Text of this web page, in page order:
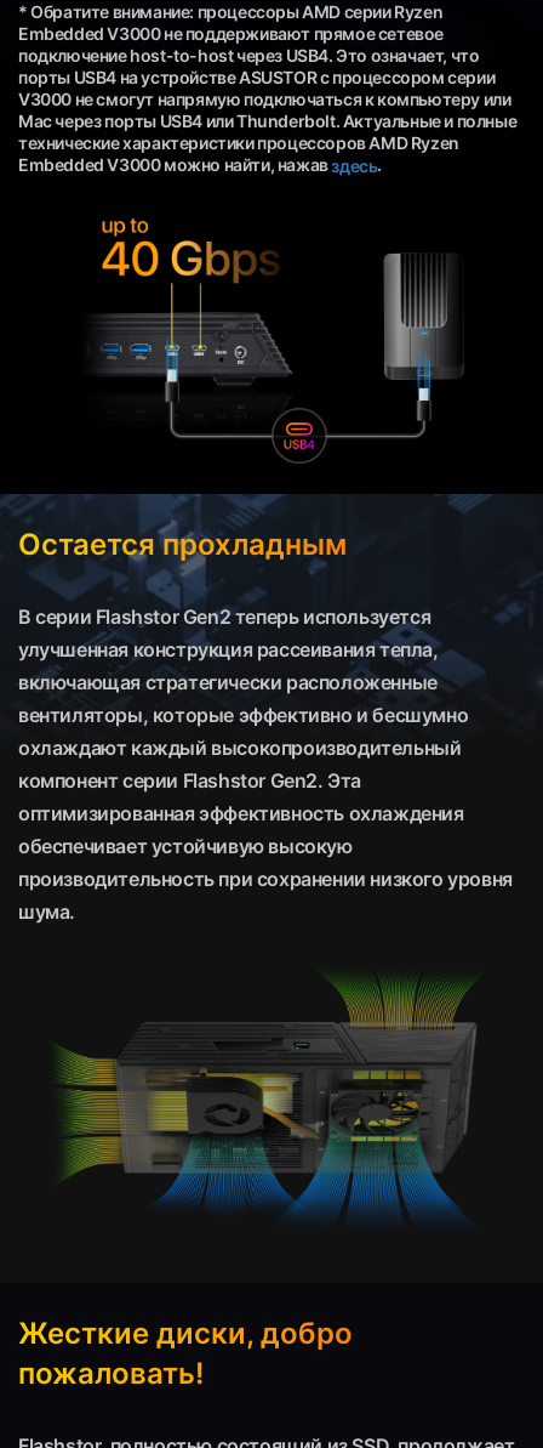
* Обратите внимание: процессоры AMD серии Ryzen
Embedded V3000 не поддерживают прямое сетевое
подключение host-to-host через USB4. Это означает, что
порты USB4 на устройстве ASUSTOR с процессором серии
V3000 не смогут напрямую подключаться к компьютеру или
Mac через порты USB4 или Thunderbolt. Актуальные и полные
технические характеристики процессоров AMD Ryzen
Embedded V3000 можно найти, нажавздесь.
Остается прохладным
В серии Flashstor Gen2 теперь используется
улучшенная конструкция рассеивания тепла,
включающая стратегически расположенные
вентиляторы, которые эффективно и бесшумно
охлаждают каждый высокопроизводительный
компонент серии Flashstor Gen2. Эта
оптимизированная эффективность охлаждения
обеспечивает устойчивую высокую
производительность при сохранении низкого уровня
шума.
Жесткие диски, добро
пожаловать!